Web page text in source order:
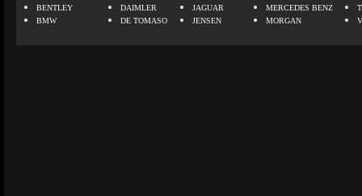
BENTLEY
BMW
DAIMLER
DE TOMASO
JAGUAR
JENSEN
MERCEDES BENZ
MORGAN